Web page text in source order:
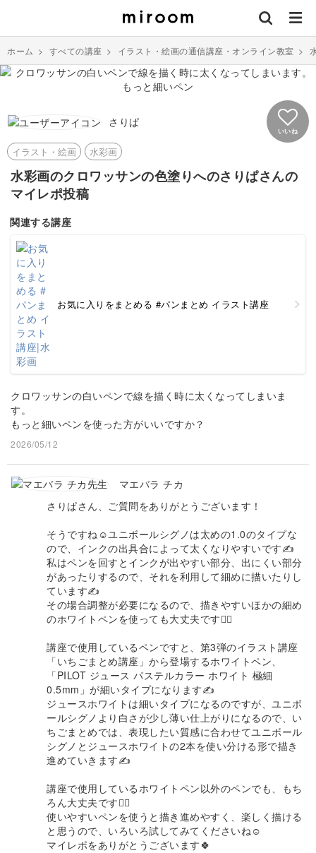
ホーム > すべての講座 > イラスト・絵画の通信講座・オンライン教室 >
さりぱ
いいね
イラスト・絵画 水彩画
水彩画のクロワッサンの色塗りへのさりぱさんの
マイレポ投稿
関連する講座
お気に入りをまとめる #パンまとめ イラスト講座
クロワッサンの白いペンで線を描く時に太くなってしまいま
す。
もっと細いペンを使った方がいいですか？
2026/05/12
マエバラ チカ
さりぱさん、ご質問をありがとうございます！
そうですね☺️ユニボールシグノは太めの1.0のタイプな
ので、インクの出具合によって太くなりやすいです✍️
私はペンを回すとインクが出やすい部分、出にくい部分
があったりするので、それを利用して細めに描いたりし
ています✍️
その場合調整が必要になるので、描きやすいほかの細め
のホワイトペンを使っても大丈夫です🙆‍♀️
講座で使用しているペンですと、第3弾のイラスト講座
「いちごまとめ講座」から登場するホワイトペン、
「PILOT ジュース パステルカラー ホワイト 極細
0.5mm」が細いタイプになります✍️
ジュースホワイトは細いタイプになるのですが、ユニボ
ールシグノより白さが少し薄い仕上がりになるので、い
ちごまとめでは、表現したい質感に合わせてユニボール
シグノとジュースホワイトの2本を使い分ける形で描き
進めていきます✍️
講座で使用しているホワイトペン以外のペンでも、もち
ろん大丈夫です🙆‍♀️
使いやすいペンを使うと描き進めやすく、楽しく描ける
と思うので、いろいろ試してみてくださいね☺️
マイレポをありがとうございます🍀